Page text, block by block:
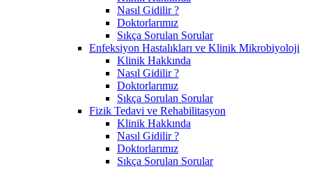
Nasıl Gidilir ?
Doktorlarımız
Sıkça Sorulan Sorular
Enfeksiyon Hastalıkları ve Klinik Mikrobiyoloji
Klinik Hakkında
Nasıl Gidilir ?
Doktorlarımız
Sıkça Sorulan Sorular
Fizik Tedavi ve Rehabilitasyon
Klinik Hakkında
Nasıl Gidilir ?
Doktorlarımız
Sıkça Sorulan Sorular